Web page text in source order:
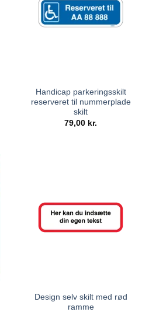
Handicap parkeringsskilt
reserveret til nummerplade
skilt
79,00 kr.
Design selv skilt med rød
ramme